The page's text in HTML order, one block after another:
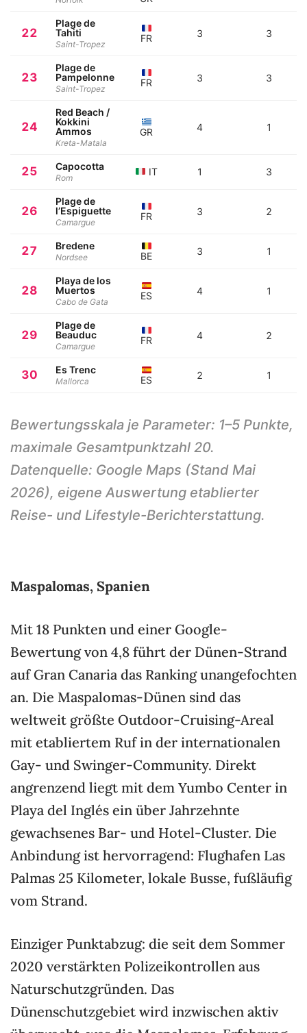
22
Plage de
Tahiti
Saint-Tropez
FR 3 3
23
Plage de
Pampelonne
Saint-Tropez
FR 3 3
24
Red Beach /
Kokkini
Ammos
Kreta-Matala
GR 4 1
25 Capocotta
Rom
IT 1 3
26
Plage de
l’Espiguette
Camargue
FR 3 2
27 Bredene
Nordsee BE 3 1
28
Playa de los
Muertos
Cabo de Gata
ES 4 1
29
Plage de
Beauduc
Camargue
FR 4 2
30 Es Trenc
Mallorca ES 2 1
Bewertungsskala je Parameter: 1–5 Punkte,
maximale Gesamtpunktzahl 20.
Datenquelle: Google Maps (Stand Mai
2026), eigene Auswertung etablierter
Reise- und Lifestyle-Berichterstattung.
Maspalomas, Spanien
Mit 18 Punkten und einer Google-
Bewertung von 4,8 führt der Dünen-Strand
auf Gran Canaria das Ranking unangefochten
an. Die Maspalomas-Dünen sind das
weltweit größte Outdoor-Cruising-Areal
mit etabliertem Ruf in der internationalen
Gay- und Swinger-Community. Direkt
angrenzend liegt mit dem Yumbo Center in
Playa del Inglés ein über Jahrzehnte
gewachsenes Bar- und Hotel-Cluster. Die
Anbindung ist hervorragend: Flughafen Las
Palmas 25 Kilometer, lokale Busse, fußläufig
vom Strand.
Einziger Punktabzug: die seit dem Sommer
2020 verstärkten Polizeikontrollen aus
Naturschutzgründen. Das
Dünenschutzgebiet wird inzwischen aktiv